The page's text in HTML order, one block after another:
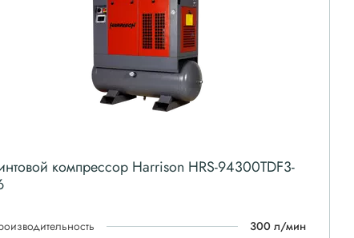
компрессор Harrison HRS-94300TDF3-
300 л/мин